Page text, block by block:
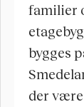
familier
bygges
der være